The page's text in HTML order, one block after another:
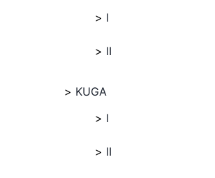
I
II
KUGA
I
II